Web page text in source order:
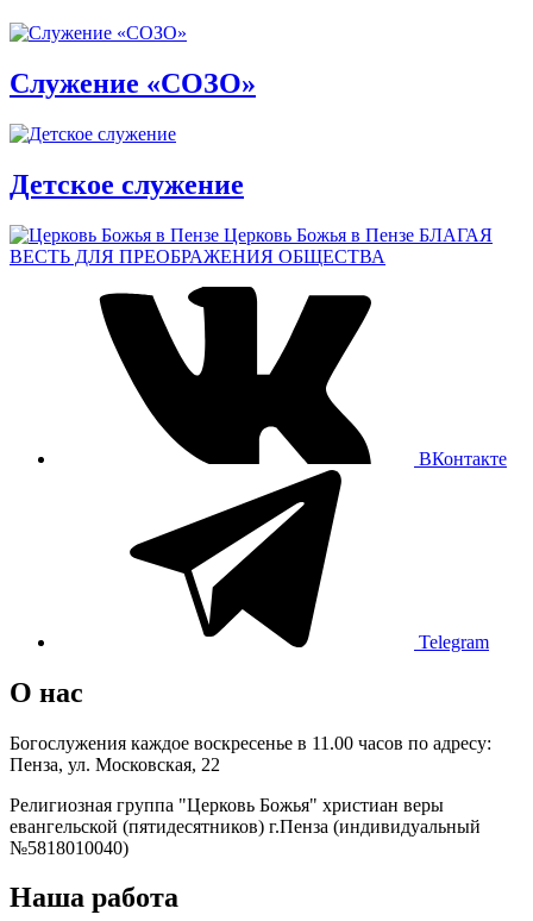
Служение «СОЗО»
Детское служение
Церковь Божья в Пензе БЛАГАЯ
ВЕСТЬ ДЛЯ ПРЕОБРАЖЕНИЯ ОБЩЕСТВА
ВКонтакте
Telegram
О нас
Богослужения каждое воскресенье в 11.00 часов по адресу:
Пенза, ул. Московская, 22
Религиозная группа "Церковь Божья" христиан веры
евангельской (пятидесятников) г.Пенза (индивидуальный
№5818010040)
Наша работа